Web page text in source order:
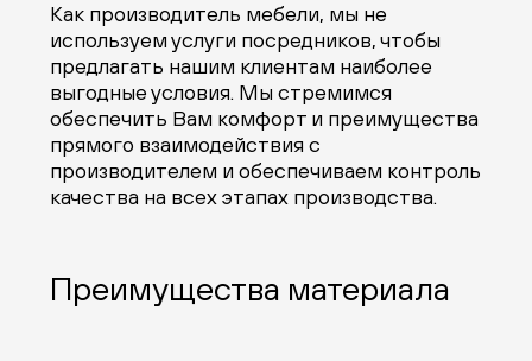
Как производитель мебели, мы не
используем услуги посредников, чтобы
предлагать нашим клиентам наиболее
выгодные условия. Мы стремимся
обеспечить Вам комфорт и преимущества
прямого взаимодействия с
производителем и обеспечиваем контроль
качества на всех этапах производства.
Преимущества материала